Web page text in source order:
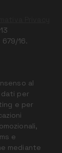
16.
al
per
e per
e
mediante